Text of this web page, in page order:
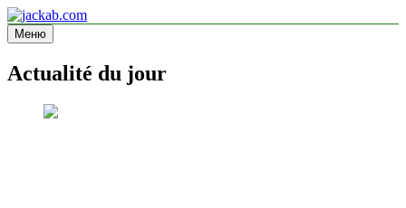
Перейти
к
содержимому
jackab.com
Site d'information
Меню
Actualité du jour